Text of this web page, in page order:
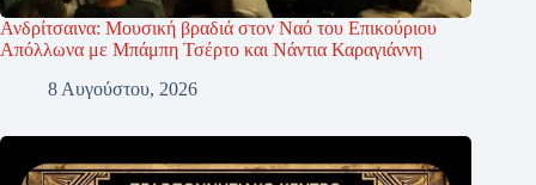
Ανδρίτσαινα: Μουσική βραδιά στον Ναό του Επικούριου
Απόλλωνα με Μπάμπη Τσέρτο και Νάντια Καραγιάννη
8 Αυγούστου, 2026